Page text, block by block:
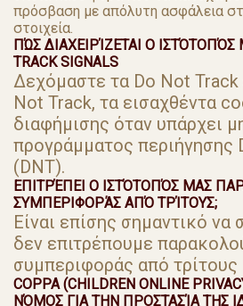
πρόσβαση με απόλυτη ασφάλεια
στοιχεία.
ΠΏΣ ΔΙΑΧΕΙΡΊΖΕΤΑΙ Ο ΙΣΤΌΤΟΠΌΣ
TRACK SIGNALS
Δεχόμαστε τα Do Not Track
Not Track, τα εισαχθέντα
διαφήμισης όταν υπάρχει
προγράμματος περιήγησης
(DNT).
ΕΠΙΤΡΈΠΕΙ Ο ΙΣΤΌΤΟΠΌΣ ΜΑΣ
ΣΥΜΠΕΡΙΦΟΡΆΣ ΑΠΌ ΤΡΊΤΟΥΣ;
Είναι επίσης σημαντικό
δεν επιτρέπουμε
συμπεριφοράς από τρίτους
COPPA (CHILDREN ONLINE
ΝΌΜΟΣ ΓΙΑ ΤΗΝ ΠΡΟΣΤΑΣΊΑ ΤΗΣ